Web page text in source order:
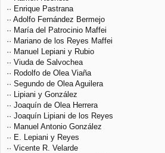
·· Enrique Pastrana
·· Adolfo Fernández Bermejo
·· María del Patrocinio Maffei
·· Mariano de los Reyes Maffei
·· Manuel Lepiani y Rubio
·· Viuda de Salvochea
·· Rodolfo de Olea Viaña
·· Segundo de Olea Aguilera
·· Lipiani y González
·· Joaquín de Olea Herrera
·· Joaquín Lipiani de los Reyes
·· Manuel Antonio González
·· E. Lepiani y Reyes
·· Vicente R. Velarde